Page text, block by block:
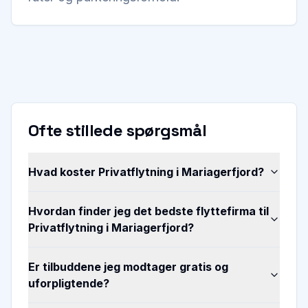
Ofte stillede spørgsmål
Hvad koster Privatflytning i Mariagerfjord?
Hvordan finder jeg det bedste flyttefirma til
Privatflytning i Mariagerfjord?
Er tilbuddene jeg modtager gratis og
uforpligtende?